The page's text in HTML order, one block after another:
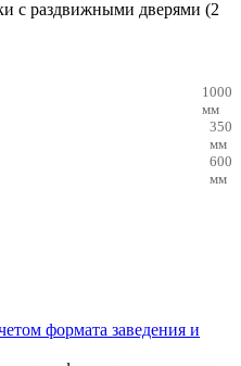
1000
мм
350
мм
600
мм
формата заведения и